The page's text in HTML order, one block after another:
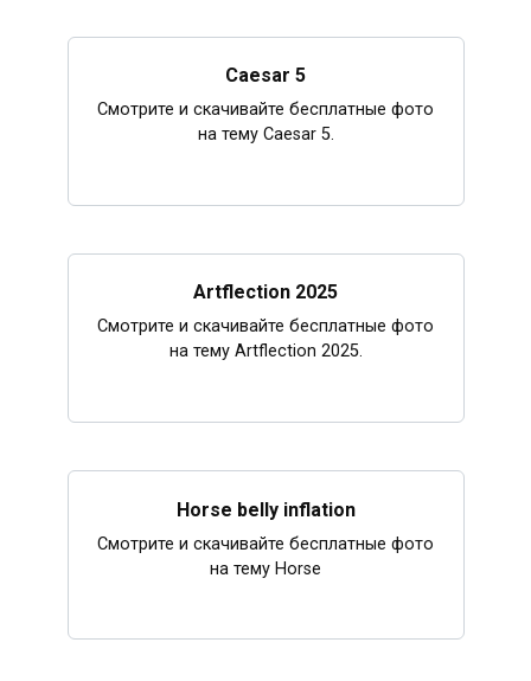
Caesar 5
Смотрите и скачивайте бесплатные фото
на тему Caesar 5.
Artflection 2025
Смотрите и скачивайте бесплатные фото
на тему Artflection 2025.
Horse belly inflation
Смотрите и скачивайте бесплатные фото
на тему Horse